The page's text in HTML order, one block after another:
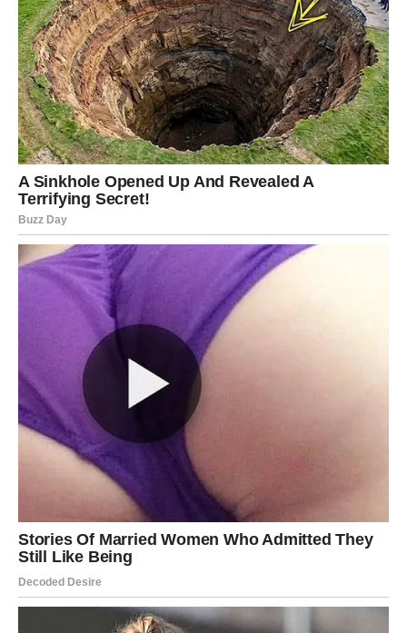
LAV
Vi ste među najvećim sretnicima ovog perioda. Zvijezde
vam donose uspjeh, pažnju, novac i prilike koje mogu
potpuno promijeniti vašu budućnost.
Na ljubavnom planu očekuje vas veoma lijepo
iznenađenje.
Vrijeme kada dobijate sve što
zaslužujete
Sav trud koji ste ulagali sada počinje donositi ogromne
DJEVICA
Pred vama je period tokom kojeg konačno prestajete
sumnjati u sebe. Ljudi oko vas počinju primjećivati vaš
Na emotivnom planu dolazi iskrenost koja vam donosi
olakšanje.
Dolazi mnogo bolji period